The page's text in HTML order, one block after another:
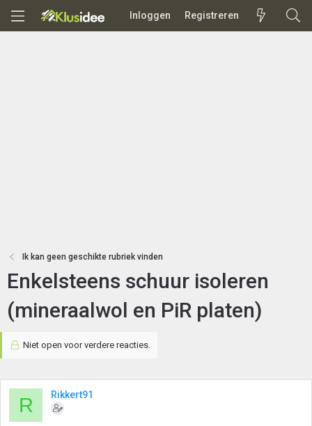
Inloggen Registreren
Ik kan geen geschikte rubriek vinden
Enkelsteens schuur isoleren
(mineraalwol en PiR platen)
Niet open voor verdere reacties.
R Rikkert91